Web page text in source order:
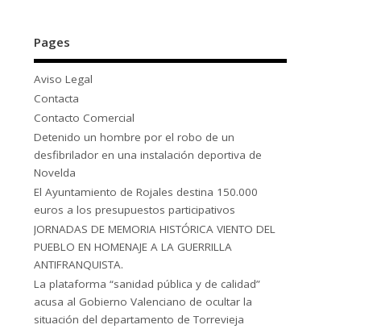
Pages
Aviso Legal
Contacta
Contacto Comercial
Detenido un hombre por el robo de un
desfibrilador en una instalación deportiva de
Novelda
El Ayuntamiento de Rojales destina 150.000
euros a los presupuestos participativos
JORNADAS DE MEMORIA HISTÓRICA VIENTO DEL
PUEBLO EN HOMENAJE A LA GUERRILLA
ANTIFRANQUISTA.
La plataforma “sanidad pública y de calidad”
acusa al Gobierno Valenciano de ocultar la
situación del departamento de Torrevieja